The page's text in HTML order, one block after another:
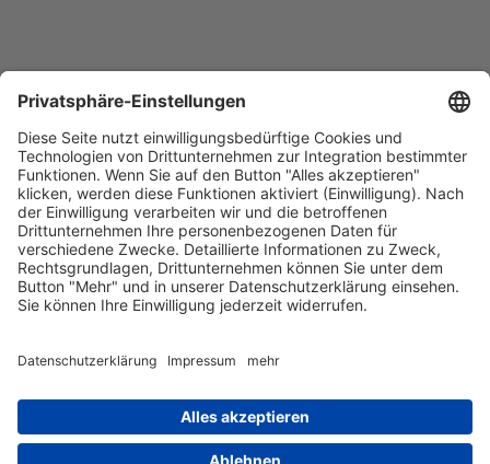
Home
Kontakt
Datenschutzerklärung
Über uns
Anfahrt
Impressum
67731 Otterbach, Lauterstr. 7 (im alten Bahnhof)
+49 6301 615 904
info@trendhaus-kl.de
Copyright © 2026 Trendhaus Immobilien GmbH Co. KG